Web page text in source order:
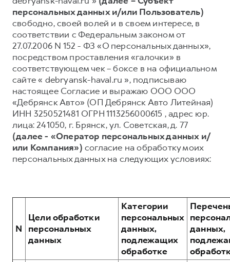
DARGO DARGO X
от 3 499 000 ₽
F7
от 2 899 000 ₽
F7X
от 3 599 000 ₽
от 3 449 000 ₽
Тест-драйв
Трейд-ин
КРЕДИТ И СТРАХОВАНИЕ
Кредитный калькулятор
Страхование
Кредит
КОРПОРАТИВНЫМ КЛИЕНТАМ
Для малого бизнеса
Крупным корпоративным клиентам
Система управления автопарком
Сервис для корпоративных клиентов
СЕРВИСНОЕ ОБСЛУЖИВАНИЕ
Нулевое ТО
Программа «Помощь на дороге»
Регламенты технического обслуживания
Электронный ПТС
ПОДДЕРЖКА
GWM Безопасность
Гарантия HAVAL
Мобильное приложение GWM
Руководства по эксплуатации
Подписки
АКСЕССУАРЫ HAVAL
О дилере
Наша команда
Контакты
персональных данных и/или Пользователь)
свободно, своей волей и в своем интересе, в
соответствии с Федеральным законом от
27.07.2006 N 152 - ФЗ «О персональных данных»,
посредством проставления «галочки» в
соответствующем чек – боксе в на официальном
сайте « debryansk-haval.ru », подписываю
настоящее Согласие и выражаю ООО ООО
«Дебрянск Авто» (ОП Дебрянск Авто Литейная)
ИНН 3250521481 ОГРН 1113256000615 , адрес юр.
лица: 241050, г. Брянск, ул. Советская, д. 77
(далее - «Оператор персональных данных и/
или Компания») согласие на обработку моих
персональных данных на следующих условиях:
N
Цели обработки
персональных
данных
Категории
персональных
данных,
подлежащих
обработке
данных,